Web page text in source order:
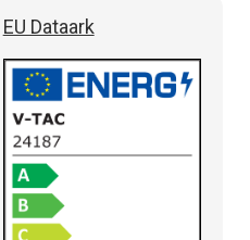
EU Dataark